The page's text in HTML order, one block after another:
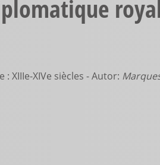
XIIIe-XIVe siècles - Autor: